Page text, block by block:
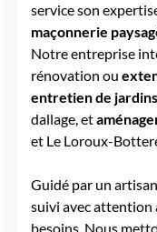
service son
maçonnerie
Notre entreprise
rénovation ou
entretien de jardins
dallage, et
et Le Loroux-
Guidé par un
suivi avec attention
besoins. Nous